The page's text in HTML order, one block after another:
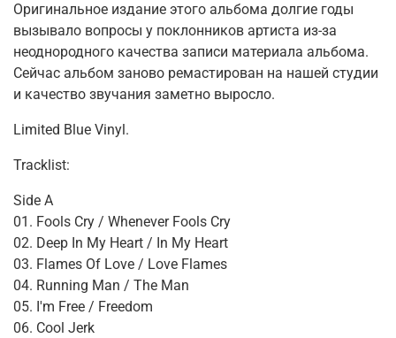
Оригинальное издание этого альбома долгие годы
вызывало вопросы у поклонников артиста из-за
неоднородного качества записи материала альбома.
Сейчас альбом заново ремастирован на нашей студии
и качество звучания заметно выросло.
Limited Blue Vinyl.
Tracklist:
Side A
01. Fools Cry / Whenever Fools Cry
02. Deep In My Heart / In My Heart
03. Flames Of Love / Love Flames
04. Running Man / The Man
05. I'm Free / Freedom
06. Cool Jerk